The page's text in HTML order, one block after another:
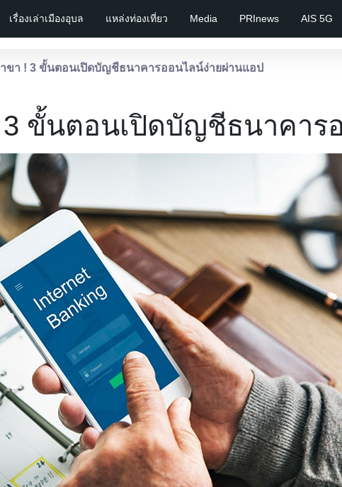
เรื่องเล่าเมืองอุบล แหล่งท่องเที่ยว Media PRInews AIS 5G
ขา ! 3 ขั้นตอนเปิดบัญชีธนาคารออนไลน์ง่ายผ่านแอป
3 ขั้นตอนเปิดบัญชีธนาคาร